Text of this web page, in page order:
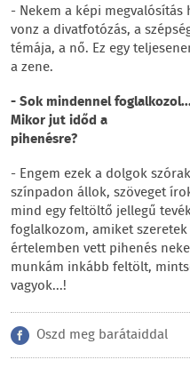
- Nekem a képi
vonz a divatfotózás, a
témája, a nő. Ez egy
a zene.
- Sok mindennel
Mikor jut időd a
pihenésre?
- Engem ezek a dolgok
színpadon állok, szöveget
mind egy feltöltő jellegű
foglalkozom, amiket
értelemben vett pihenés
munkám inkább feltölt,
vagyok...!
Oszd meg barátaiddal